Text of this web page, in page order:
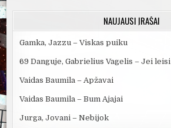
NAUJAUSI ĮRAŠAI
Gamka, Jazzu – Viskas puiku
69 Danguje, Gabrielius Vagelis – Jei leisi
Vaidas Baumila – Apžavai
Vaidas Baumila – Bum Ajajai
Jurga, Jovani – Nebijok